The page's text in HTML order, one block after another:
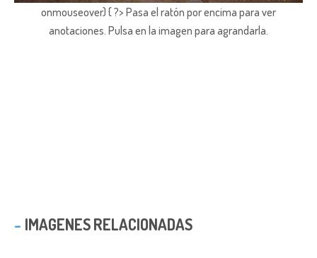
onmouseover) { ?> Pasa el ratón por encima para ver
anotaciones. Pulsa en la imagen para agrandarla.
IMAGENES RELACIONADAS